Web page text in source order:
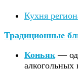
Кухня
Традиционные
Коньяк —
алкогольных